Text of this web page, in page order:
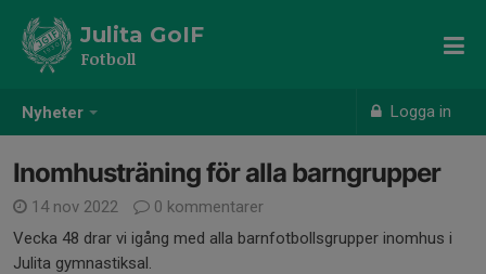
Nyheter Logga in
Julita GoIF
Fotboll
Inomhusträning för alla barngrupper
14 nov 2022
0 kommentarer
Vecka 48 drar vi igång med alla barnfotbollsgrupper inomhus i
Julita gymnastiksal.